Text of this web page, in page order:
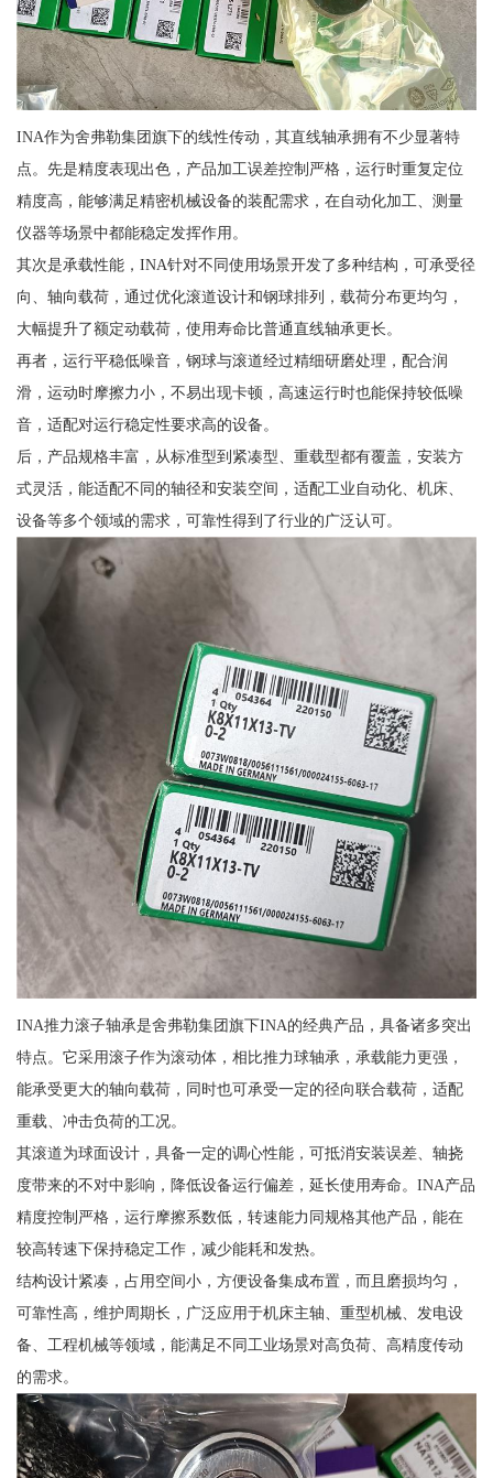
INA作为舍弗勒集团旗下的线性传动，其直线轴承拥有不少显著特
点。先是精度表现出色，产品加工误差控制严格，运行时重复定位
精度高，能够满足精密机械设备的装配需求，在自动化加工、测量
仪器等场景中都能稳定发挥作用。
其次是承载性能，INA针对不同使用场景开发了多种结构，可承受径
向、轴向载荷，通过优化滚道设计和钢球排列，载荷分布更均匀，
大幅提升了额定动载荷，使用寿命比普通直线轴承更长。
再者，运行平稳低噪音，钢球与滚道经过精细研磨处理，配合润
滑，运动时摩擦力小，不易出现卡顿，高速运行时也能保持较低噪
音，适配对运行稳定性要求高的设备。
后，产品规格丰富，从标准型到紧凑型、重载型都有覆盖，安装方
式灵活，能适配不同的轴径和安装空间，适配工业自动化、机床、
设备等多个领域的需求，可靠性得到了行业的广泛认可。
INA推力滚子轴承是舍弗勒集团旗下INA的经典产品，具备诸多突出
特点。它采用滚子作为滚动体，相比推力球轴承，承载能力更强，
能承受更大的轴向载荷，同时也可承受一定的径向联合载荷，适配
重载、冲击负荷的工况。
其滚道为球面设计，具备一定的调心性能，可抵消安装误差、轴挠
度带来的不对中影响，降低设备运行偏差，延长使用寿命。INA产品
精度控制严格，运行摩擦系数低，转速能力同规格其他产品，能在
较高转速下保持稳定工作，减少能耗和发热。
结构设计紧凑，占用空间小，方便设备集成布置，而且磨损均匀，
可靠性高，维护周期长，广泛应用于机床主轴、重型机械、发电设
备、工程机械等领域，能满足不同工业场景对高负荷、高精度传动
的需求。